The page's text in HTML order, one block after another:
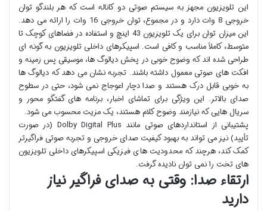
این تلویزیون مجهز به سیستم صوتی دو کاناله است که هر بلندگو توان
خروجی 8 وات دارد و در مجموع، توان خروجی 16 وات را ارائه می دهد.
این میزان توان برای یک تلویزیون 43 اینچ و استفاده در فضاهای کوچک تا
متوسط، کاملاً مناسب و کافی است. اسپیکرهای داخلی تلویزیون به گونه ای
طراحی شده اند که وضوح خوبی در پخش دیالوگ ها، موسیقی پس زمینه و
افکت های صوتی معمول داشته باشند. تجربه نشان می دهد که دیالوگ ها
به خوبی قابل درک هستند و صدا دچار اعوجاج نمی شود، حتی در سطوح
صدای بالاتر. این ویژگی برای تماشای اخبار، برنامه های گفتگو محور و
سریال هایی که نیازمند وضوح کلام هستند، یک مزیت محسوب می شود.
پشتیبانی از استانداردهای صوتی مانند Dolby Digital Plus (در صورت
تأیید) نیز می تواند به بهبود کیفیت صدای خروجی و تجربه صوتی فراگیرتر
کمک کند، هرچند که محدودیت های فیزیکی اسپیکرهای داخلی تلویزیون
های تخت را نمی توان نادیده گرفت.
ارتقاء صدا: وقتی به صدای فراگیر نیاز
دارید